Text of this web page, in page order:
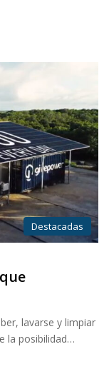
Destacadas
lavarse y limpiar
la posibilidad…